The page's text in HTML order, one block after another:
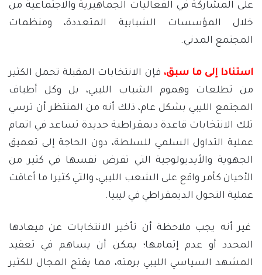
على المشاركة في الفعاليات الجماهيرية والاجتماعية من
خلال المؤسسات الشبابية المتعددة، ومنظمات
المجتمع المدني.
استنادا إلى ما سبق، فإن الانتخابات المقبلة تحمل الكثير
من تطلعات وهموم الشباب الليبي، بل وكل أطياف
المجتمع الليبي بشكل عام، ذلك أنه من المنتظر أن ترسي
تلك الانتخابات قاعدة ديمقراطية جديدة تساعد في اتمام
عملية التداول السلمي للسلطة، دون الحاجة إلى تعميق
الجهوية والأيديولوجية التي تفرض نفسها في كثير من
الأحيان كأمر واقع على الشعب الليبي، والتي كثيرا ما أعاقت
عملية التحول الديمقراطي في ليبيا.
غير أنه يجب ملاحظة أن تأخير الانتخابات عن ميعادها
المحدد أو عدم إتمامها؛ يمكن أن يساهم في تعقيد
المشهد السياسي الليبي برمته، مما يفتح المجال للكثير